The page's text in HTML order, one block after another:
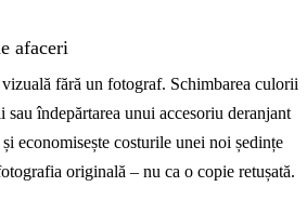
afaceri
fără un fotograf. Schimbarea culorii
sau îndepărtarea unui accesoriu deranjant
economisește costurile unei noi ședințe
originală – nu ca o copie retușată.